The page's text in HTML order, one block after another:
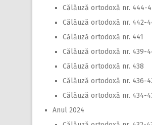
Călăuză ortodoxă nr. 444-
Călăuză ortodoxă nr. 442-
Călăuză ortodoxă nr. 441
Călăuză ortodoxă nr. 439-
Călăuză ortodoxă nr. 438
Călăuză ortodoxă nr. 436-
Călăuză ortodoxă nr. 434-
Anul 2024